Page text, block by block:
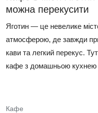
можна перекусити
Яготин — це невелике
атмосферою, де завжди
кави та легкий перекус.
кафе з домашньою кухнею
Кафе